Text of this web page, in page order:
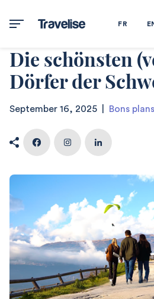
FR
Die schönsten
Dörfer der
September 16, 2025 Bons plans